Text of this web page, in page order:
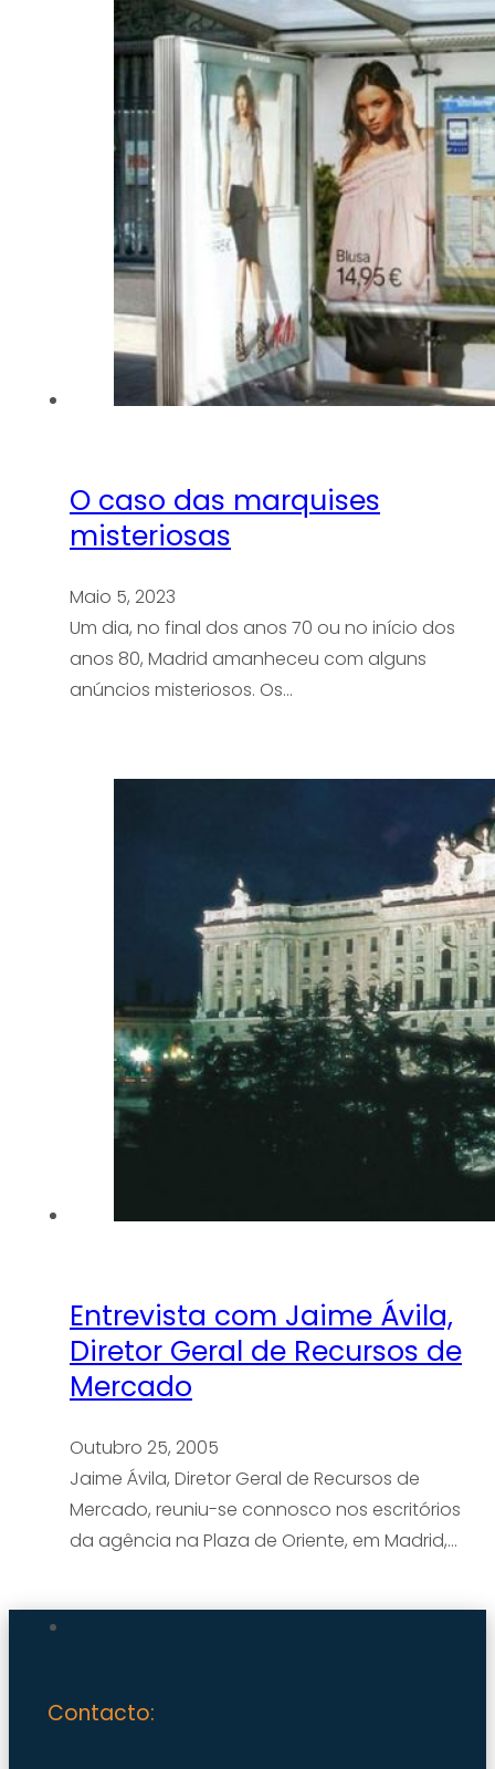
O caso das marquises
misteriosas
Maio 5, 2023
Um dia, no final dos anos 70 ou no início dos
anos 80, Madrid amanheceu com alguns
anúncios misteriosos. Os…
Entrevista com Jaime Ávila,
Diretor Geral de Recursos de
Mercado
Outubro 25, 2005
Jaime Ávila, Diretor Geral de Recursos de
Mercado, reuniu-se connosco nos escritórios
da agência na Plaza de Oriente, em Madrid,…
Contacto: